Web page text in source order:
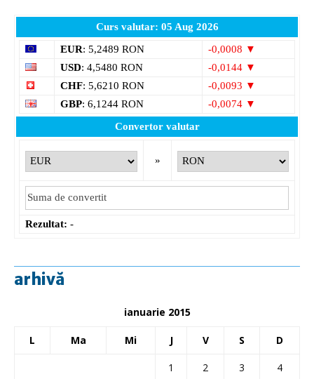
Curs valutar: 05 Aug 2026
EUR: 5,2489 RON
-0,0008 ▼
USD: 4,5480 RON
-0,0144 ▼
CHF: 5,6210 RON
-0,0093 ▼
GBP: 6,1244 RON
-0,0074 ▼
Convertor valutar
»
Rezultat: -
arhivă
ianuarie 2015
L Ma Mi J V S D
1 2 3 4